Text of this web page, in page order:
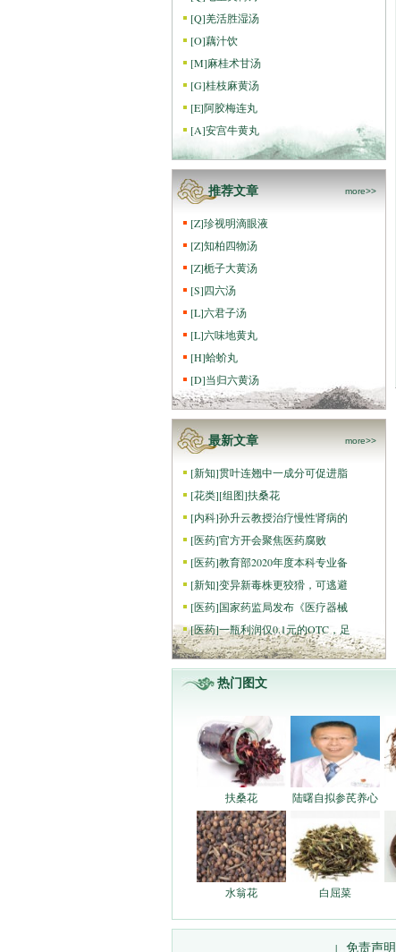
[Q]羌活胜湿汤
[O]藕汁饮
[M]麻桂术甘汤
[G]桂枝麻黄汤
[E]阿胶梅连丸
[A]安宫牛黄丸
推荐文章 more>>
[Z]珍视明滴眼液
[Z]知柏四物汤
[Z]栀子大黄汤
[S]四六汤
[L]六君子汤
[L]六味地黄丸
[H]蛤蚧丸
[D]当归六黄汤
最新文章 more>>
[新知]贯叶连翘中一成分可促进脂
[花类][组图]扶桑花
[内科]孙升云教授治疗慢性肾病的
[医药]官方开会聚焦医药腐败
[医药]教育部2020年度本科专业备
[新知]变异新毒株更狡猾，可逃避
[医药]国家药监局发布《医疗器械
[医药]一瓶利润仅0.1元的OTC，足
热门图文
扶桑花 陆曙自拟参芪养心
水翁花 白屈菜
| 免责声明